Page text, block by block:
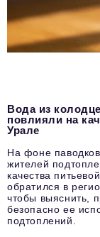
Вода из
повлияли на
Урале
На фоне
жителей
качества
обратился в
чтобы выяснить,
безопасно ее
подтоплений.